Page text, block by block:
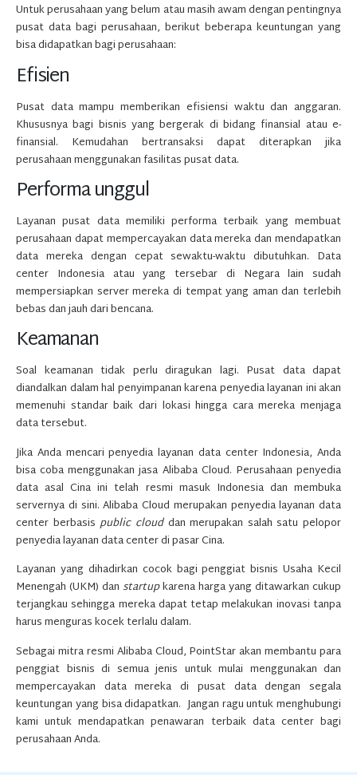
Untuk perusahaan yang belum atau masih awam dengan pentingnya
pusat data bagi perusahaan, berikut beberapa keuntungan yang
bisa didapatkan bagi perusahaan:
Efisien
Pusat data mampu memberikan efisiensi waktu dan anggaran.
Khususnya bagi bisnis yang bergerak di bidang finansial atau e-
finansial. Kemudahan bertransaksi dapat diterapkan jika
perusahaan menggunakan fasilitas pusat data.
Performa unggul
Layanan pusat data memiliki performa terbaik yang membuat
perusahaan dapat mempercayakan data mereka dan mendapatkan
data mereka dengan cepat sewaktu-waktu dibutuhkan. Data
center Indonesia atau yang tersebar di Negara lain sudah
mempersiapkan server mereka di tempat yang aman dan terlebih
bebas dan jauh dari bencana.
Keamanan
Soal keamanan tidak perlu diragukan lagi. Pusat data dapat
diandalkan dalam hal penyimpanan karena penyedia layanan ini akan
memenuhi standar baik dari lokasi hingga cara mereka menjaga
data tersebut.
Jika Anda mencari penyedia layanan data center Indonesia, Anda
bisa coba menggunakan jasa Alibaba Cloud. Perusahaan penyedia
data asal Cina ini telah resmi masuk Indonesia dan membuka
servernya di sini. Alibaba Cloud merupakan penyedia layanan data
center berbasispublic cloud dan merupakan salah satu pelopor
penyedia layanan data center di pasar Cina.
Layanan yang dihadirkan cocok bagi penggiat bisnis Usaha Kecil
Menengah (UKM) dan startupkarena harga yang ditawarkan cukup
terjangkau sehingga mereka dapat tetap melakukan inovasi tanpa
harus menguras kocek terlalu dalam.
Sebagai mitra resmi Alibaba Cloud, PointStar akan membantu para
penggiat bisnis di semua jenis untuk mulai menggunakan dan
mempercayakan data mereka di pusat data dengan segala
keuntungan yang bisa didapatkan. Jangan ragu untuk menghubungi
kami untuk mendapatkan penawaran terbaik data center bagi
perusahaan Anda.